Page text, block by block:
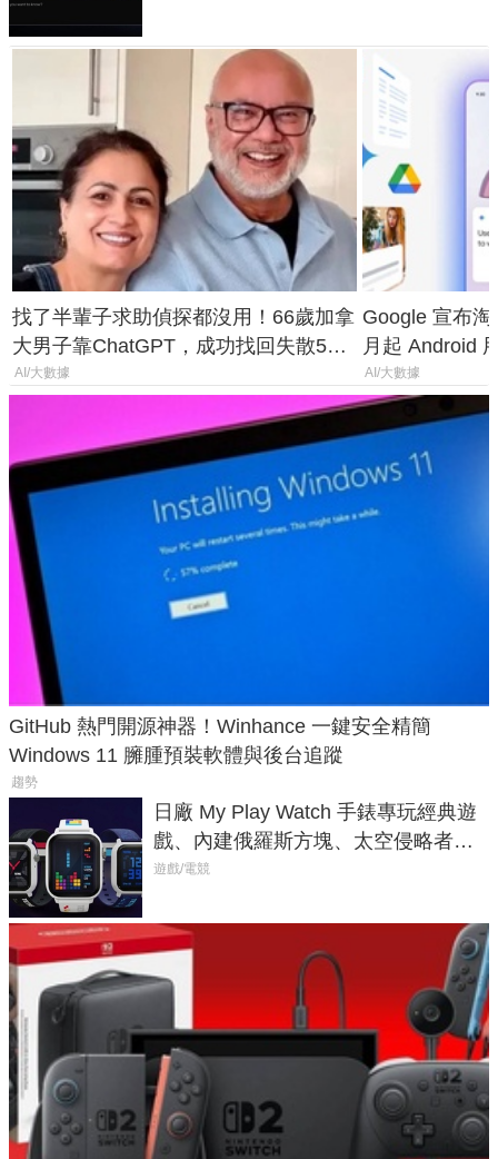
找了半輩子求助偵探都沒用！66歲加拿
大男子靠ChatGPT，成功找回失散50
年家人
AI/大數據
Google 宣布
月起 Android
AI/大數據
GitHub 熱門開源神器！Winhance 一鍵安全精簡
Windows 11 臃腫預裝軟體與後台追蹤
趨勢
日廠 My Play Watch 手錶專玩經典遊
戲、內建俄羅斯方塊、太空侵略者，
不過竟然不能連手機？
遊戲/電競